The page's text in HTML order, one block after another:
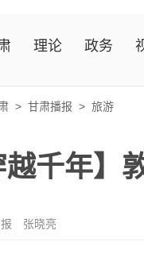
理论 政务
> 甘肃播报 > 旅游
越千年】
张晓亮